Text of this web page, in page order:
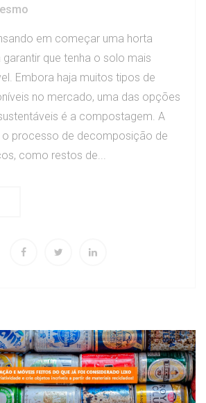
em começar uma horta
que tenha o solo mais
Embora haja muitos tipos de
no mercado, uma das opções
é a compostagem. A
processo de decomposição de
como restos de...